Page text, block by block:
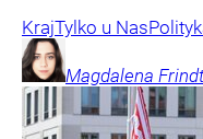
KrajTylko u Nas
Magdalena Frindt